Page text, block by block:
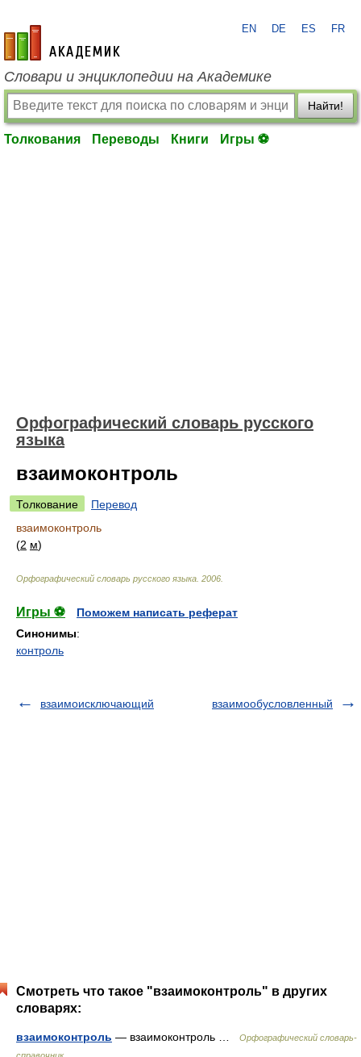
academic.ru
EN DE ES FR
Словари и энциклопедии на Академике
Найти!
Толкования Переводы Книги Игры ⚽
Орфографический словарь русского
языка
взаимоконтроль
Толкование
Перевод
взаимоконтроль
(2 м)
Орфографический словарь русского языка 2006
Игры ⚽
Поможем написать реферат
Синонимы:
контроль
взаимоисключающий взаимообусловленный
Смотреть что такое "взаимоконтроль" в других
словарях:
взаимоконтроль — взаимоконтроль …
Орфографический словарь-